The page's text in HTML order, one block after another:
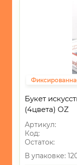
Букет
(4цвета) OZ
Артикул:
Код:
Остаток:
В упаковке: